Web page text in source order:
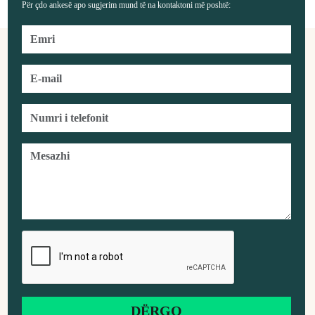
Për çdo ankesë apo sugjerim mund të na kontaktoni më poshtë: